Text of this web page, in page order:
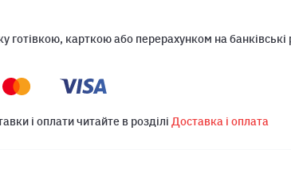
готівкою, карткою або перерахунком на банківські
і оплати читайте в розділі Доставка і оплата